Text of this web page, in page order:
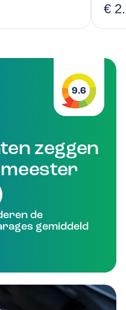
€
9.6
zeggen
de
gemiddeld